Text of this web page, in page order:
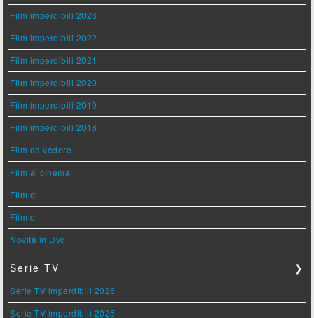
Film imperdibili 2023
Film imperdibili 2022
Film imperdibili 2021
Film imperdibili 2020
Film imperdibili 2019
Film imperdibili 2018
Film da vedere
Film al cinema
Film di
Film di
Novità in Dvd
Serie TV ❯
Serie TV imperdibili 2026
Serie TV imperdibili 2025